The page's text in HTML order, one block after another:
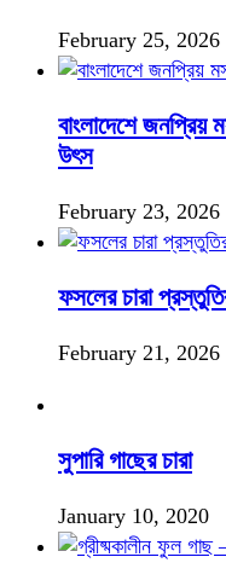
February 25, 2026
বাংলাদেশে জনপ্রিয়
উৎস
February 23, 2026
ফসলের চারা
February 21, 2026
সুপারি গাছের চারা
January 10, 2020